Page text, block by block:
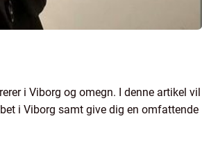
i Viborg og omegn. I denne artikel vil
i Viborg samt give dig en omfattende